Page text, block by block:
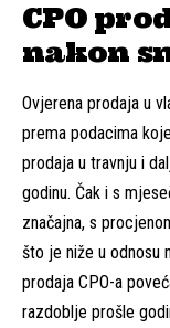
CPO
nakon
Ovjerena prodaja u
prema podacima
prodaja u travnju i
godinu. Čak i s
značajna, s
što je niže u odnosu
prodaja CPO-a
razdoblje prošle